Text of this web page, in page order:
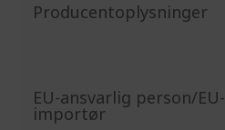
Producentoplysninger
EU-ansvarlig person/EU-
importør